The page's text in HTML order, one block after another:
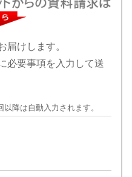
届けします。
必要事項を入力して送
降は自動入力されます。